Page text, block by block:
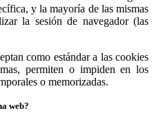
y la mayoría de las mismas
la sesión de navegador (las
como estándar a las cookies
permiten o impiden en los
o memorizadas.
web?